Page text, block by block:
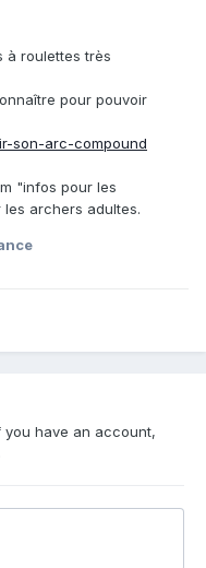
à roulettes très
pour pouvoir
son-arc-compound
"infos pour les
archers adultes.
you have an account,